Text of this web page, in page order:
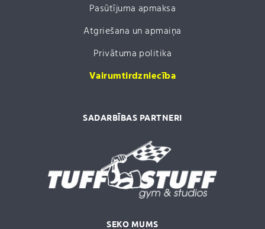
Pasūtījuma apmaksa
Atgriešana un apmaiņa
Privātuma politika
Vairumtirdzniecība
SADARBĪBAS PARTNERI
SEKO MUMS